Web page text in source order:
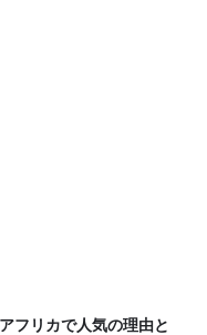
フリカで人気の理由と